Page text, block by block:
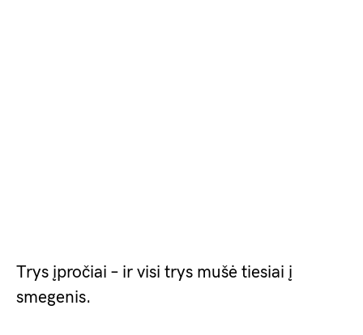
Trys įpročiai – ir visi trys mušė tiesiai į
smegenis.